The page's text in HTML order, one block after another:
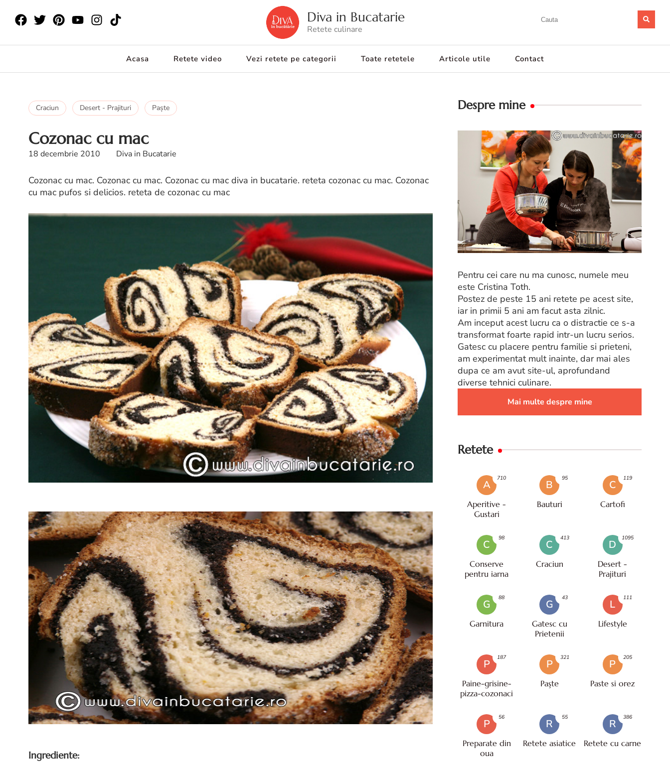
Diva in Bucatarie
Retete culinare
Acasa Retete video Vezi retete pe categorii Toate retetele Articole utile Contact
Craciun Desert - Prajituri Paşte
Cozonac cu mac
18 decembrie 2010 Diva in Bucatarie
Cozonac cu mac. Cozonac cu mac. Cozonac cu mac diva in bucatarie. reteta cozonac cu mac. Cozonac
cu mac pufos si delicios. reteta de cozonac cu mac
Ingrediente:
Despre mine
Pentru cei care nu ma cunosc, numele meu
este Cristina Toth.
Postez de peste 15 ani retete pe acest site,
iar in primii 5 ani am facut asta zilnic.
Am inceput acest lucru ca o distractie ce s-a
transformat foarte rapid intr-un lucru serios.
Gatesc cu placere pentru familie si prieteni,
am experimentat mult inainte, dar mai ales
dupa ce am avut site-ul, aprofundand
diverse tehnici culinare.
Mai multe despre mine
Retete
A
Aperitive -
Gustari
710
B
Bauturi
95
C
Cartofi
119
C
Conserve
pentru iarna
98
C
Craciun
413
D
Desert -
Prajituri
1095
G
Garnitura
88
G
Gatesc cu
Prietenii
43
L
Lifestyle
111
P
Paine-grisine-
pizza-cozonaci
187
P
Paşte
321
P
Paste si orez
205
P
Preparate din
oua
56
R
Retete asiatice
55
R
Retete cu carne
386